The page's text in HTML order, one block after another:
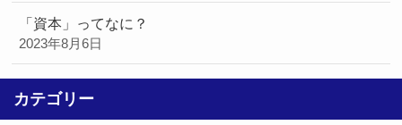
「資本」ってなに？
2023年8月6日
カテゴリー